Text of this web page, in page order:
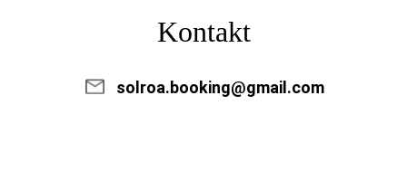
Kontakt
solroa.booking@gmail.com